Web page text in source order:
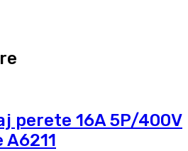
perete 16A 5P/400V
A6211